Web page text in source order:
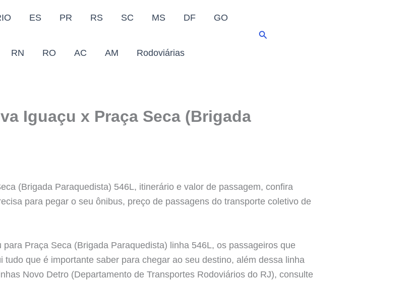
ES PR RS SC MS DF GO
RN RO AC AM Rodoviárias
Pesquisar
Iguaçu x Praça Seca (Brigada
(Brigada Paraquedista) 546L, itinerário e valor de passagem, confira
para pegar o seu ônibus, preço de passagens do transporte coletivo de
Praça Seca (Brigada Paraquedista) linha 546L, os passageiros que
que é importante saber para chegar ao seu destino, além dessa linha
Novo Detro (Departamento de Transportes Rodoviários do RJ), consulte